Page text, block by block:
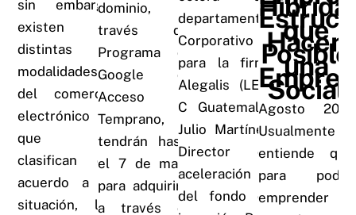
sin embargo
existen
distintas
modalidades
del comercio
electrónico
que se
clasifican de
acuerdo a la
situación, las
dominio, a
través del
Programa de
Google de
Acceso
Temprano, y
tendrán hasta
el 7 de mayo
para adquirirlo
a través de
departamento
Corporativo
para la firma
Alegalis (LEGI
C Guatemala).
Julio Martínez,
Director de
aceleración
del fondo de
que
Hacen
Posible
una
Social
Agosto 2016
Usualmente se
entiende que
para poder
emprender un